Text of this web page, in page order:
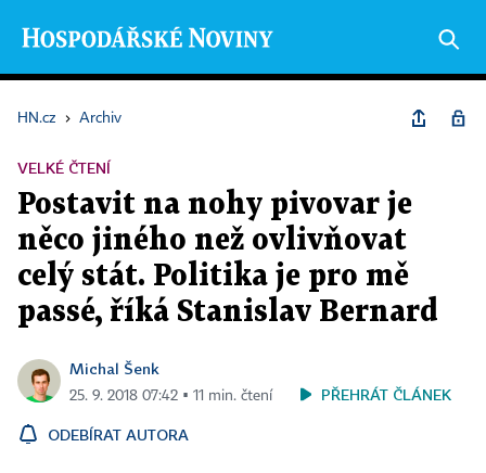
HN.cz › Archiv
VELKÉ ČTENÍ
Postavit na nohy pivovar je
něco jiného než ovlivňovat
celý stát. Politika je pro mě
passé, říká Stanislav Bernard
Michal Šenk
25. 9. 2018 07:42 ▪ 11 min. čtení PŘEHRÁT ČLÁNEK
ODEBÍRAT AUTORA